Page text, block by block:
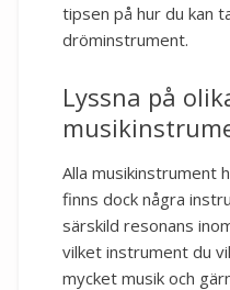
tipsen på hur du kan
dröminstrument.
Lyssna på
Alla musikinstrument
finns dock några
särskild resonans
vilket instrument du
mycket musik och